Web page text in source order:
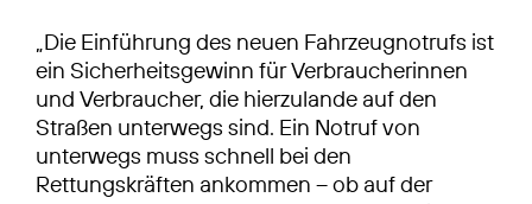
„Die Einführung des neuen Fahrzeugnotrufs ist
ein Sicherheitsgewinn für Verbraucherinnen
und Verbraucher, die hierzulande auf den
Straßen unterwegs sind. Ein Notruf von
unterwegs muss schnell bei den
Rettungskräften ankommen – ob auf der